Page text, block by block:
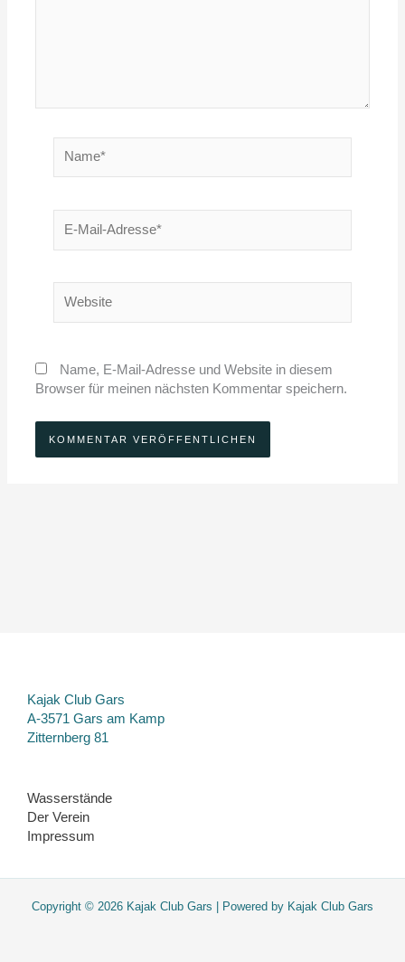
Mail-
Name, E-Mail-Adresse und Website in diesem
Browser für meinen nächsten Kommentar speichern.
Kajak Club Gars
A-3571 Gars am Kamp
Zitternberg 81
Wasserstände
Der Verein
Impressum
Copyright © 2026 Kajak Club Gars | Powered by Kajak Club Gars